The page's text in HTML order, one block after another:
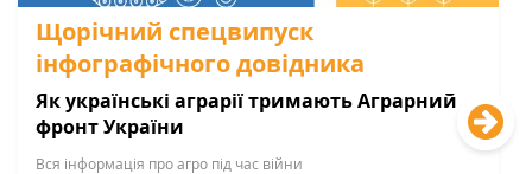
Щорічний спецвипуск
інфографічного довідника
Як українські аграрії тримають Аграрний
фронт України
Вся інформація про агро під час війни